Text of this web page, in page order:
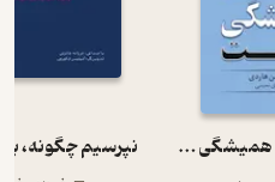
شخصیت شما همیشگی نیست